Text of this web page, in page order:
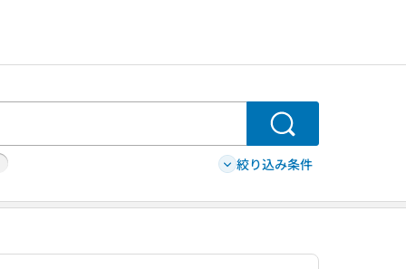
検索
絞り込み条件